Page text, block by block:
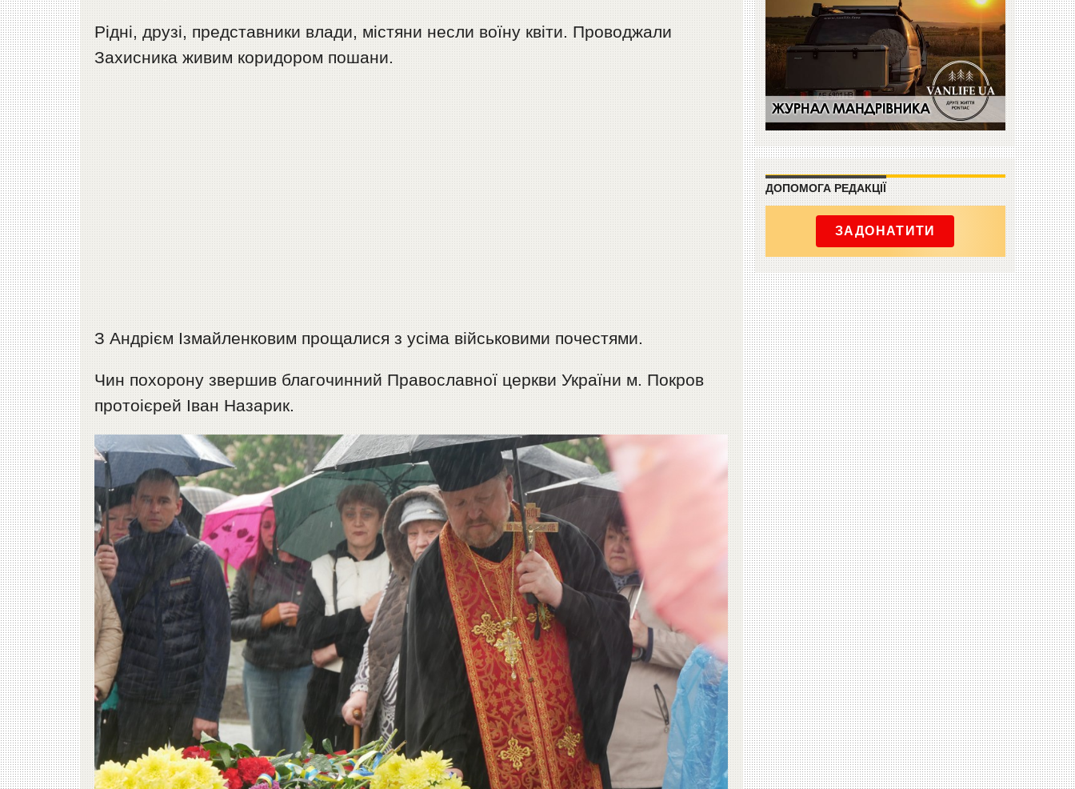
Рідні, друзі, представники влади, містяни несли воїну квіти. Проводжали
Захисника живим коридором пошани.
З Андрієм Ізмайленковим прощалися з усіма військовими почестями.
Чин похорону звершив благочинний Православної церкви України м. Покров
протоієрей Іван Назарик.
ДОПОМОГА РЕДАКЦІЇ
ЗАДОНАТИТИ